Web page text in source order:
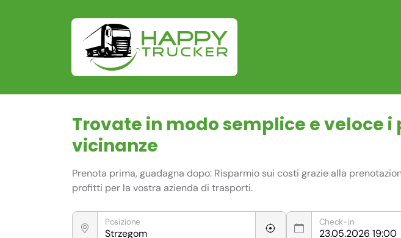
Trovate in modo semplice e veloce
vicinanze
Prenota prima, guadagna dopo: Risparmio sui costi grazie alla
profitti per la vostra azienda di trasporti.
Posizione Check-in